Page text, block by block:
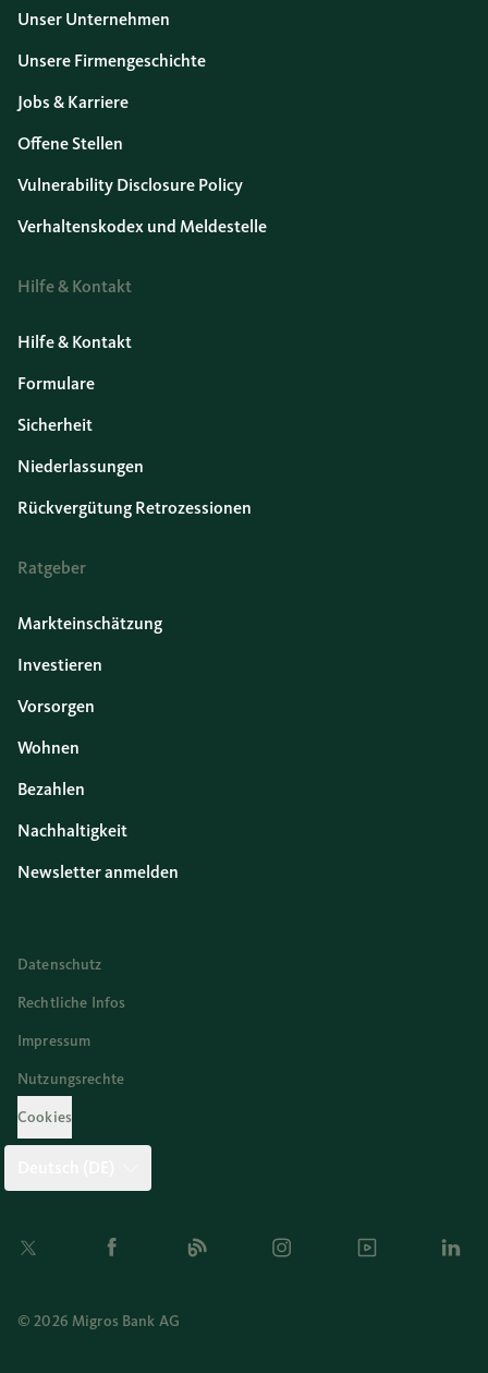
Unser Unternehmen
Unsere Firmengeschichte
Jobs & Karriere
Offene Stellen
Vulnerability Disclosure Policy
Verhaltenskodex und Meldestelle
Hilfe & Kontakt
Hilfe & Kontakt
Formulare
Sicherheit
Niederlassungen
Rückvergütung Retrozessionen
Ratgeber
Markteinschätzung
Investieren
Vorsorgen
Wohnen
Bezahlen
Nachhaltigkeit
Newsletter anmelden
Datenschutz
Rechtliche Infos
Impressum
Nutzungsrechte
Cookies
Twitter Facebook Blog Instagram Youtube
© 2026 Migros Bank AG